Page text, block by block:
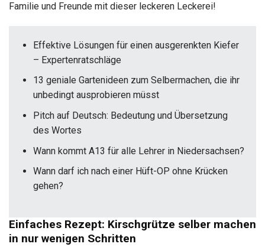
Familie und Freunde mit dieser leckeren Leckerei!
Effektive Lösungen für einen ausgerenkten Kiefer
– Expertenratschläge
13 geniale Gartenideen zum Selbermachen, die ihr
unbedingt ausprobieren müsst
Pitch auf Deutsch: Bedeutung und Übersetzung
des Wortes
Wann kommt A13 für alle Lehrer in Niedersachsen?
Wann darf ich nach einer Hüft-OP ohne Krücken
gehen?
Einfaches Rezept: Kirschgrütze selber machen
in nur wenigen Schritten